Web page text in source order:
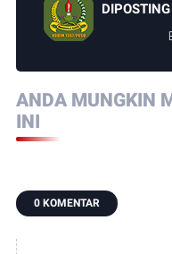
ANDA MUNGKIN
INI
0 KOMENTAR